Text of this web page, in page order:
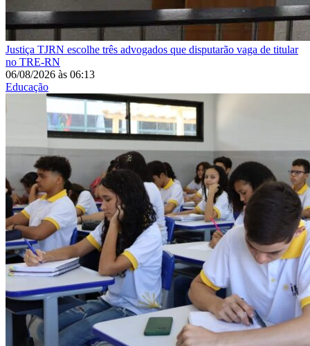
Justiça TJRN escolhe três advogados que disputarão vaga de titular
no TRE-RN
06/08/2026 às 06:13
Educação